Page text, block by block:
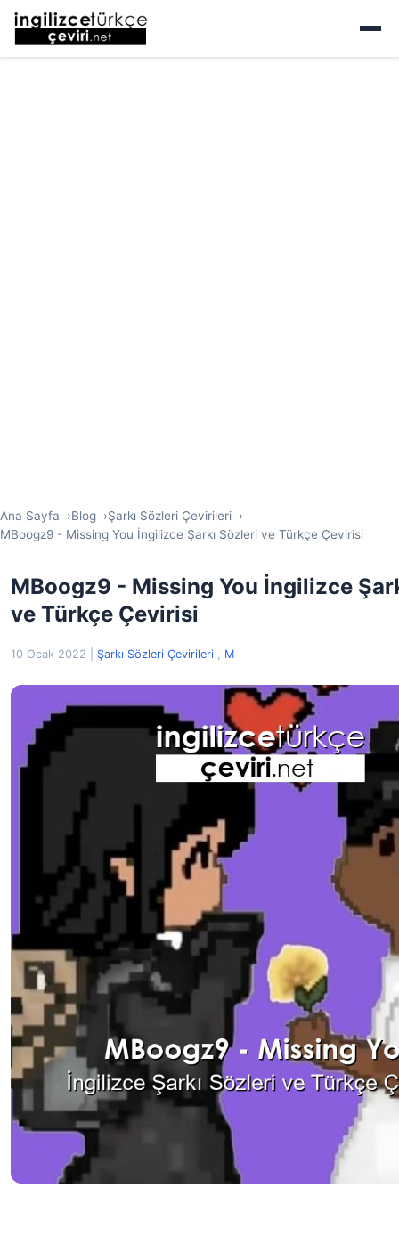
Ana Sayfa Blog
Şarkı Sözleri Çevirileri
MBoogz9 - Missing You İngilizce Şarkı Sözleri ve Türkçe Çevirisi
MBoogz9 - Missing You İngilizce
ve Türkçe Çevirisi
10 Ocak 2022 Şarkı Sözleri Çevirileri , M